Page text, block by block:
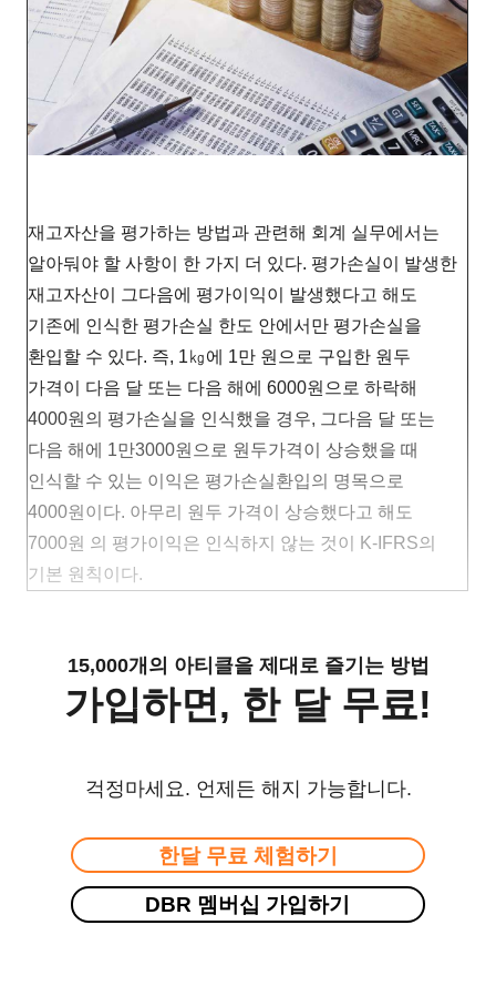
재고자산을 평가하는 방법과 관련해 회계 실무에서는
알아둬야 할 사항이 한 가지 더 있다. 평가손실이 발생한
재고자산이 그다음에 평가이익이 발생했다고 해도
기존에 인식한 평가손실 한도 안에서만 평가손실을
환입할 수 있다. 즉, 1㎏에 1만 원으로 구입한 원두
가격이 다음 달 또는 다음 해에 6000원으로 하락해
4000원의 평가손실을 인식했을 경우, 그다음 달 또는
다음 해에 1만3000원으로 원두가격이 상승했을 때
인식할 수 있는 이익은 평가손실환입의 명목으로
4000원이다. 아무리 원두 가격이 상승했다고 해도
7000원 의 평가이익은 인식하지 않는 것이 K-IFRS의
기본 원칙이다.
15,000개의 아티클을 제대로 즐기는 방법
가입하면, 한 달 무료!
걱정마세요. 언제든 해지 가능합니다.
한달 무료 체험하기
DBR 멤버십 가입하기